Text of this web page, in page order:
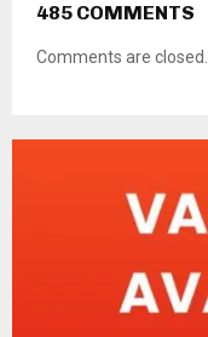
485 COMMENTS
Comments are closed.